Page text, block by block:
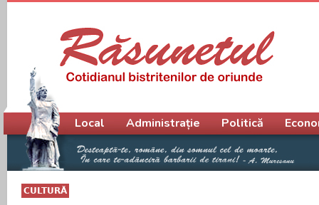
CULTURĂ
Meniu principal
Local Administrație Politică